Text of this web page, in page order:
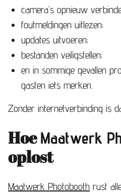
camera’s opnieuw
foutmeldingen uitlezen;
updates uitvoeren;
bestanden veiligstellen;
en in sommige gevallen
gasten iets merken.
Zonder internetverbinding is
HoeMaatwerk
oplost
Maatwerk Photobooth rust